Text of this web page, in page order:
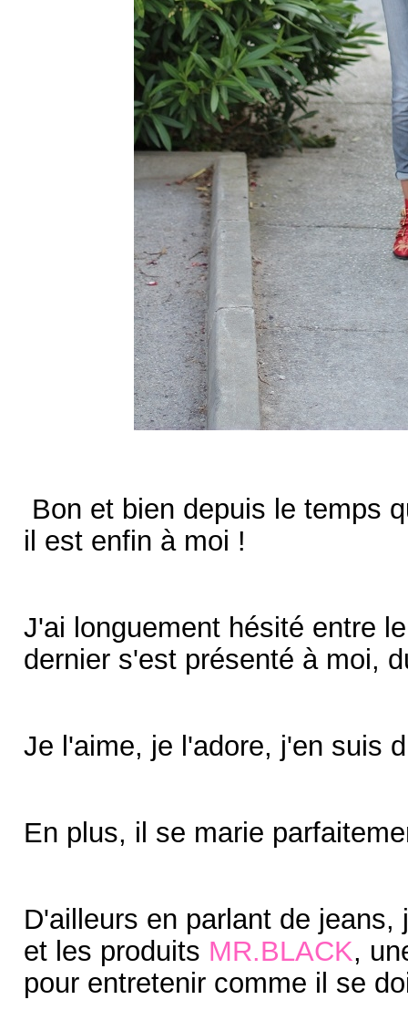
Bon et bien depuis le temps
il est enfin à moi !
J'ai longuement hésité entre
dernier s'est présenté à moi,
Je l'aime, je l'adore, j'en suis
En plus, il se marie
D'ailleurs en parlant de
et les produits MR.BLACK,
pour entretenir comme il se